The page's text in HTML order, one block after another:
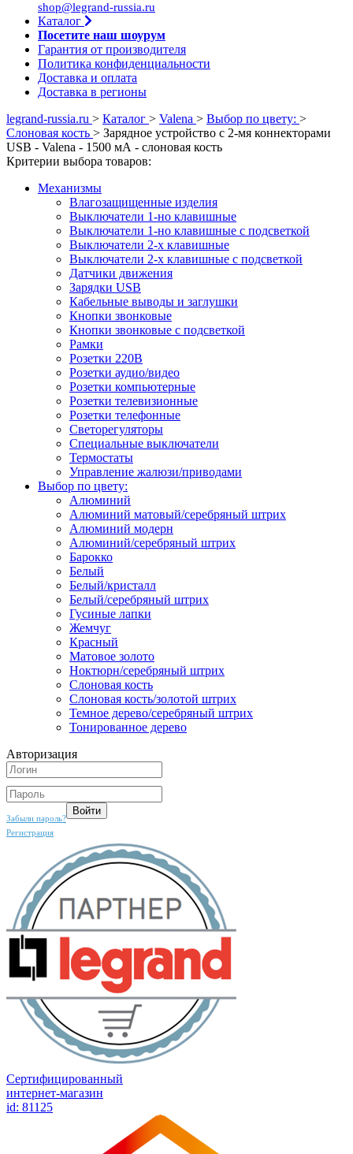
shop@legrand-russia.ru
Каталог
Посетите наш шоурум
Гарантия от производителя
Политика конфиденциальности
Доставка и оплата
Доставка в регионы
legrand-russia.ru > Каталог > Valena > Выбор по цвету: >
Слоновая кость > Зарядное устройство с 2-мя коннекторами
USB - Valena - 1500 мА - слоновая кость
Критерии выбора товаров:
Механизмы
Влагозащищенные изделия
Выключатели 1-но клавишные
Выключатели 1-но клавишные с подсветкой
Выключатели 2-х клавишные
Выключатели 2-х клавишные с подсветкой
Датчики движения
Зарядки USB
Кабельные выводы и заглушки
Кнопки звонковые
Кнопки звонковые с подсветкой
Рамки
Розетки 220В
Розетки аудио/видео
Розетки компьютерные
Розетки телевизионные
Розетки телефонные
Светорегуляторы
Специальные выключатели
Термостаты
Управление жалюзи/приводами
Выбор по цвету:
Алюминий
Алюминий матовый/серебряный штрих
Алюминий модерн
Алюминий/серебряный штрих
Барокко
Белый
Белый/кристалл
Белый/серебряный штрих
Гусиные лапки
Жемчуг
Красный
Матовое золото
Ноктюрн/серебряный штрих
Слоновая кость
Слоновая кость/золотой штрих
Темное дерево/серебряный штрих
Тонированное дерево
Авторизация
Забыли пароль?
Регистрация
Сертифицированный
интернет-магазин
id: 81125